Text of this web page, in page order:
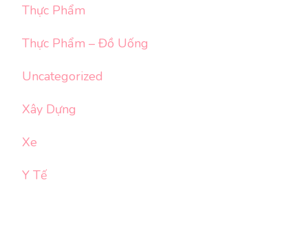
Thực Phẩm
Thực Phẩm – Đồ Uống
Uncategorized
Xây Dựng
Xe
Y Tế